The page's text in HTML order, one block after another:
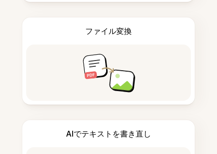
ファイル変換
AIでテキストを書き直し